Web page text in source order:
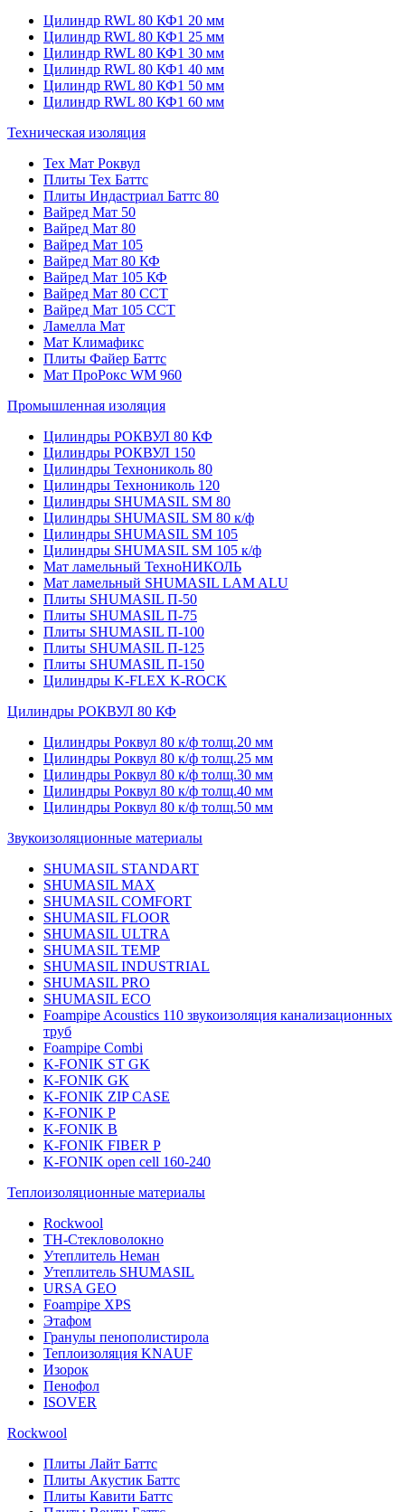
Цилиндр RWL 80 КФ1 20 мм
Цилиндр RWL 80 КФ1 25 мм
Цилиндр RWL 80 КФ1 30 мм
Цилиндр RWL 80 КФ1 40 мм
Цилиндр RWL 80 КФ1 50 мм
Цилиндр RWL 80 КФ1 60 мм
Техническая изоляция
Тех Мат Роквул
Плиты Тех Баттс
Плиты Индастриал Баттс 80
Вайред Мат 50
Вайред Мат 80
Вайред Мат 105
Вайред Мат 80 КФ
Вайред Мат 105 КФ
Вайред Мат 80 ССТ
Вайред Мат 105 ССТ
Ламелла Мат
Мат Климафикс
Плиты Файер Баттс
Мат ПроРокс WM 960
Промышленная изоляция
Цилиндры РОКВУЛ 80 КФ
Цилиндры РОКВУЛ 150
Цилиндры Технониколь 80
Цилиндры Технониколь 120
Цилиндры SHUMASIL SM 80
Цилиндры SHUMASIL SM 80 к/ф
Цилиндры SHUMASIL SM 105
Цилиндры SHUMASIL SM 105 к/ф
Мат ламельный ТехноНИКОЛЬ
Мат ламельный SHUMASIL LAM ALU
Плиты SHUMASIL П-50
Плиты SHUMASIL П-75
Плиты SHUMASIL П-100
Плиты SHUMASIL П-125
Плиты SHUMASIL П-150
Цилиндры K-FLEX K-ROCK
Цилиндры РОКВУЛ 80 КФ
Цилиндры Роквул 80 к/ф толщ.20 мм
Цилиндры Роквул 80 к/ф толщ.25 мм
Цилиндры Роквул 80 к/ф толщ.30 мм
Цилиндры Роквул 80 к/ф толщ.40 мм
Цилиндры Роквул 80 к/ф толщ.50 мм
Звукоизоляционные материалы
SHUMASIL STANDART
SHUMASIL MAX
SHUMASIL COMFORT
SHUMASIL FLOOR
SHUMASIL ULTRA
SHUMASIL TEMP
SHUMASIL INDUSTRIAL
SHUMASIL PRO
SHUMASIL ECO
Foampipe Acoustics 110 звукоизоляция канализационных
труб
Foampipe Combi
K-FONIK ST GK
K-FONIK GK
K-FONIK ZIP CASE
K-FONIK P
K-FONIK B
K-FONIK FIBER P
K-FONIK open cell 160-240
Теплоизоляционные материалы
Rockwool
ТН-Стекловолокно
Утеплитель Неман
Утеплитель SHUMASIL
URSA GEO
Foampipe XPS
Этафом
Гранулы пенополистирола
Теплоизоляция KNAUF
Изорок
Пенофол
ISOVER
Rockwool
Плиты Лайт Баттс
Плиты Акустик Баттс
Плиты Кавити Баттс